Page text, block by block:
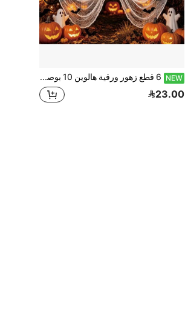
NEW 6 قطع زهور ورقية هالوين 10 بوصة و 2 قطعة شاش مخيف معلق 30 بوصة * 70 بوصة، ديكور معلق خلفية سقف ونافذة لحفلة الرعب، مجموعة ديكورات هالوين منزلية وحفلات زهور ورقية وشاش، بوم بوم ورقي بنفسجي وبرتقالي وأسود، ديكورات شبكية مخيفة معلقة، مناسبة للعطلات وحفلات هالوين والبيت المسكون والشرفة والنافذة والجدار والديكور الداخلي والخارجي
23.00